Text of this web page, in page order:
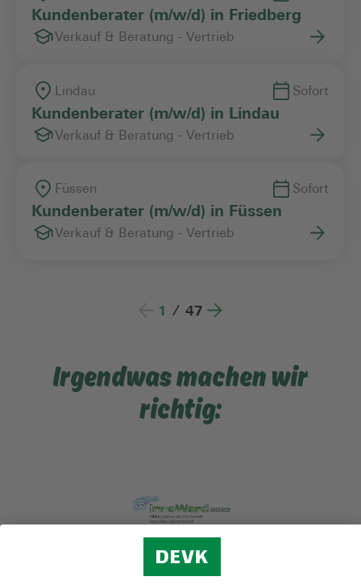
Kundenberater (m/w/d) in Friedberg
Verkauf & Beratung - Vertrieb
Lindau Sofort
Kundenberater (m/w/d) in Lindau
Verkauf & Beratung - Vertrieb
Füssen Sofort
Kundenberater (m/w/d) in Füssen
Verkauf & Beratung - Vertrieb
1 / 47
Irgendwas machen wir
richtig: